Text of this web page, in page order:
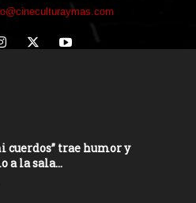
cuerdos” trae humor y
a la sala...